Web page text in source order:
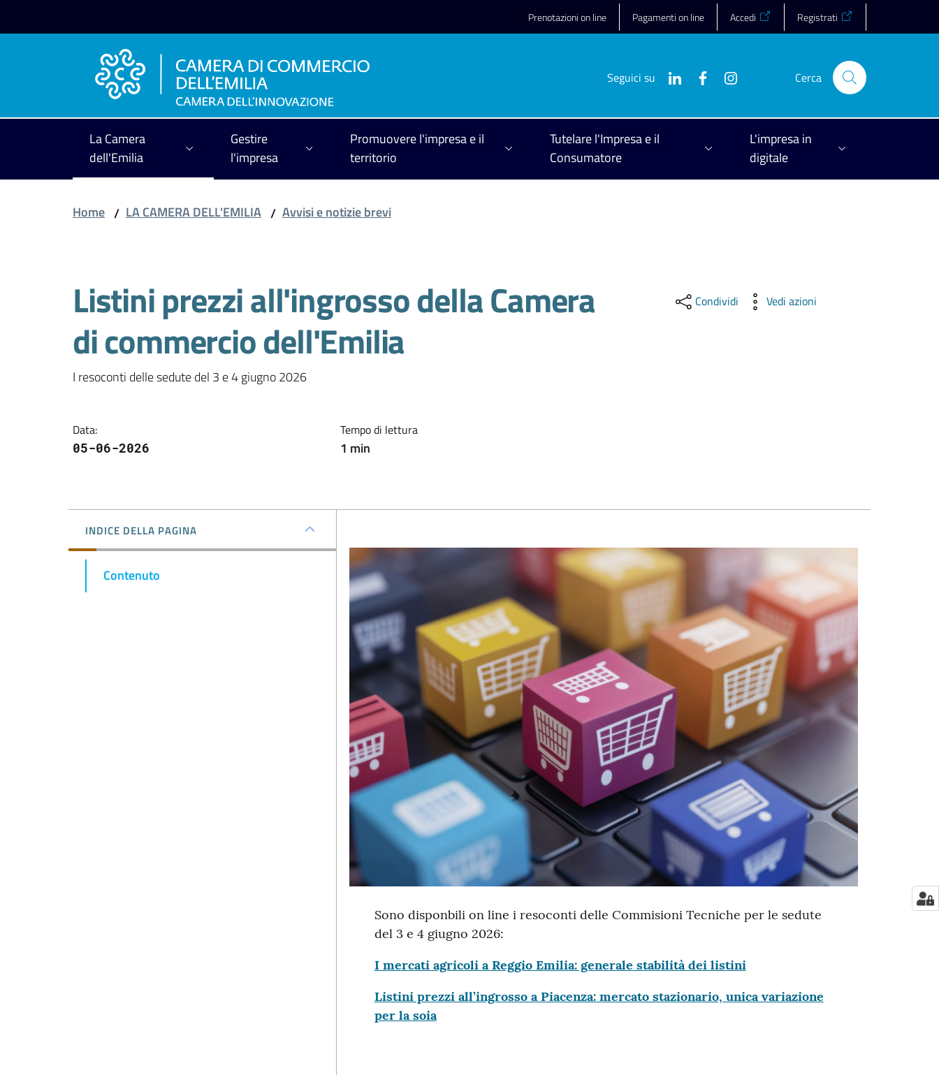
Prenotazioni on line Pagamenti on line Accedi Registrati
Seguici su Cerca
La Camera
dell'Emilia
Gestire
l'impresa
Promuovere l'impresa e il
territorio
Tutelare l'Impresa e il
Consumatore
L'impresa in
digitale
Home / LA CAMERA DELL'EMILIA / Avvisi e notizie brevi
Listini prezzi all'ingrosso della Camera
di commercio dell'Emilia
I resoconti delle sedute del 3 e 4 giugno 2026
Data:
05-06-2026
Tempo di lettura
1 min
Condividi Vedi azioni
INDICE DELLA PAGINA
Contenuto
Sono disponbili on line i resoconti delle Commisioni Tecniche per le sedute
del 3 e 4 giugno 2026:
I mercati agricoli a Reggio Emilia: generale stabilità dei listini
Listini prezzi all’ingrosso a Piacenza: mercato stazionario, unica variazione
per la soia